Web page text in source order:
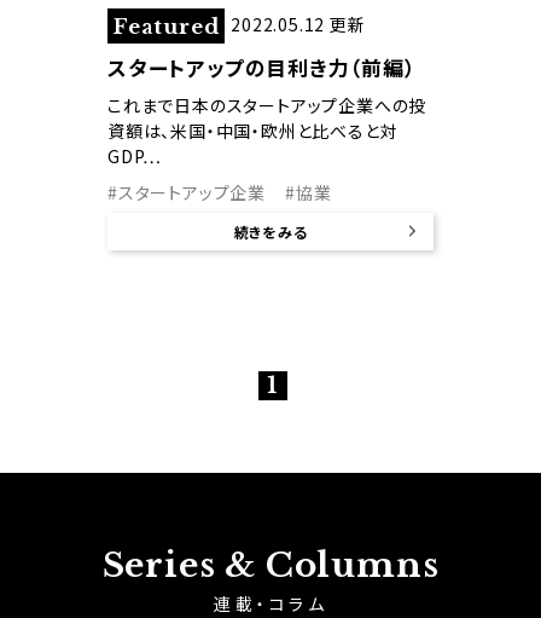
Featured 2022.05.12 更新
スタートアップの目利き力（前編）
これまで日本のスタートアップ企業への投
資額は、米国・中国・欧州と比べると対
GDP…
#スタートアップ企業
#協業
続きをみる
1
Series & Columns
連載・コラム